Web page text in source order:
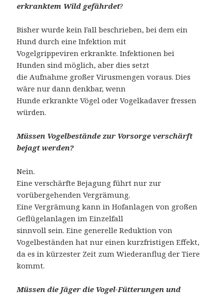
erkranktem Wild gefährdet?
Bisher wurde kein Fall beschrieben, bei dem ein
Hund durch eine Infektion mit
Vogelgrippeviren erkrankte. Infektionen bei
Hunden sind möglich, aber dies setzt
die Aufnahme großer Virusmengen voraus. Dies
wäre nur dann denkbar, wenn
Hunde erkrankte Vögel oder Vogelkadaver fressen
würden.
Müssen Vogelbestände zur Vorsorge verschärft
bejagt werden?
Nein.
Eine verschärfte Bejagung führt nur zur
vorübergehenden Vergrämung.
Eine Vergrämung kann in Hofanlagen von großen
Geflügelanlagen im Einzelfall
sinnvoll sein. Eine generelle Reduktion von
Vogelbeständen hat nur einen kurzfristigen Effekt,
da es in kürzester Zeit zum Wiederanflug der Tiere
kommt.
Müssen die Jäger die Vogel-Fütterungen und